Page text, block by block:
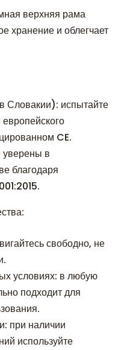
верхняя рама
хранение и облегчает
Словакии): испытайте
CE.
уверены в
благодаря
свободно, не
условиях: в любую
подходит для
при наличии
используйте